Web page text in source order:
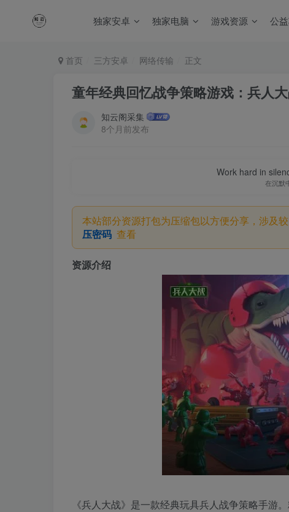
独家安卓 独家电脑 游戏资源 公
首页 三方安卓 网络传输 正文
童年经典回忆战争策略游戏：兵人
知云阁采集
8个月前发布
Work hard in
在沉默
本站部分资源打包为压缩包以方便分享，涉及
压密码 查看
资源介绍
《兵人大战》是一款经典玩具兵人战争策略手游